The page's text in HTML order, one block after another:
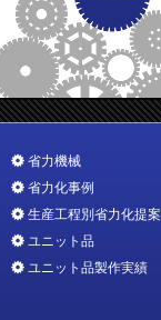
省力機械
省力化事例
生産工程別省力化提案
ユニット品
ユニット品製作実績